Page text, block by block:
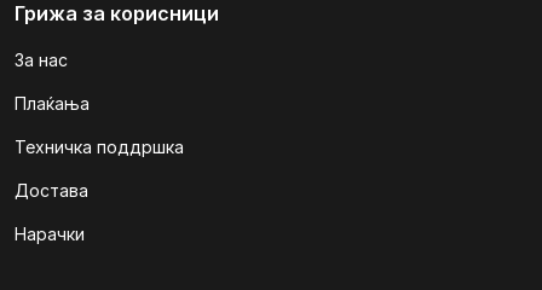
Грижа за корисници
За нас
Плаќања
Техничка поддршка
Достава
Нарачки